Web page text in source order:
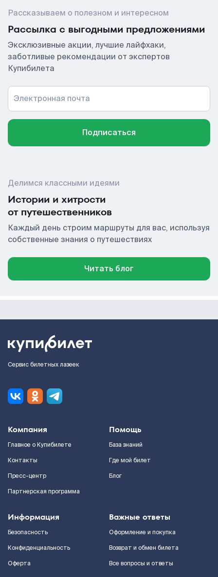
Рассказываем о полезном и интересном
Рассылка с выгодными предложениями
Эксклюзивные акции, лучшие лайфхаки,
заботливые рекомендации от экспертов
Купибилета
Электронная почта
Подписаться
Делимся классными идеями
Истории и хитрости
от путешественников
Каждый день строим маршруты для вас, используя
собственные знания о путешествиях
Читать блог
Сервис билетных лазеек
Компания
Главное о Купибилете
Контакты
Пресс-центр
Партнерская программа
Помощь
База знаний
Где мой билет
Блог
Информация
Безопасность
Конфиденциальность
Оферта
Важные ответы
Оформление и покупка
Возврат и обмен билета
Все вопросы и ответы